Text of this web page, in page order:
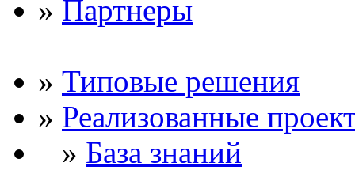
» Партнеры
» Типовые решения
» Реализованные
» База знаний